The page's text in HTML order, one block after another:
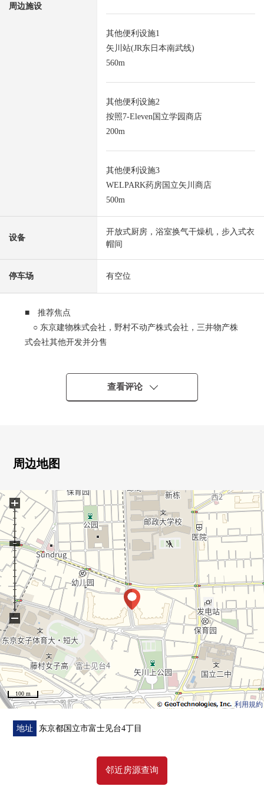
周边施设
其他便利设施1
矢川站(JR东日本南武线)
560m
其他便利设施2
按照7-Eleven国立学园商店
200m
其他便利设施3
WELPARK药房国立矢川商店
500m
设备
开放式厨房，浴室换气干燥机，步入式衣
帽间
停车场 有空位
■ 推荐焦点
○ 东京建物株式会社，野村不动产株式会社，三井物产株
式会社其他开发并分售
0 面朝东的5楼、风景良好
0 有日式房间的3LDK
○ 甚至食品市场来，到商店按照国立樱花步行4分钟
■ 交通
○ JR南武线"矢川"车站步行7分钟
○ JR中央线"国立"车站公共汽车10分
公交站"第2中学"停徒歩3分
■ 也把自己的家的"出售"交给三井Rehouse请
・虽然是否是否"出售是以前买房是以前"想重新购买可是不
知道是否最好开始什么。
同顾客的情形相适应，合计，从住在的买房到出售，支
援。
首先，在免费热线，请命令拥有房地产的概要。
"免费评估的申请"
免费热线0120-323-085
查看评论
周边地图
利用規約
100 m
+
−
地址 东京都国立市富士见台4丁目
邻近房源查询